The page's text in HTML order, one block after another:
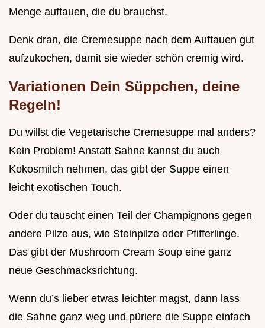
Menge auftauen, die du brauchst.
Denk dran, die Cremesuppe nach dem Auftauen gut
aufzukochen, damit sie wieder schön cremig wird.
Variationen Dein Süppchen, deine
Regeln!
Du willst die Vegetarische Cremesuppe mal anders?
Kein Problem! Anstatt Sahne kannst du auch
Kokosmilch nehmen, das gibt der Suppe einen
leicht exotischen Touch.
Oder du tauscht einen Teil der Champignons gegen
andere Pilze aus, wie Steinpilze oder Pfifferlinge.
Das gibt der Mushroom Cream Soup eine ganz
neue Geschmacksrichtung.
Wenn du’s lieber etwas leichter magst, dann lass
die Sahne ganz weg und püriere die Suppe einfach